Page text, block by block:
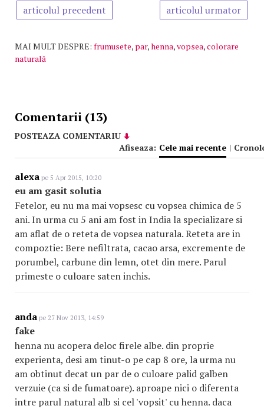
articolul precedent articolul urmator
MAI MULT DESPRE: frumusete, par,henna,vopsea,colorare
naturală
Comentarii (13)
POSTEAZA COMENTARIU
Afiseaza: Cele mai recente |
alexa pe 5 Apr 2015, 10:20
eu am gasit solutia
Fetelor, eu nu ma mai vopsesc cu vopsea chimica de 5
ani. In urma cu 5 ani am fost in India la specializare si
am aflat de o reteta de vopsea naturala. Reteta are in
compoztie: Bere nefiltrata, cacao arsa, excremente de
porumbel, carbune din lemn, otet din mere. Parul
primeste o culoare saten inchis.
anda pe 27 Nov 2013, 14:59
fake
henna nu acopera deloc firele albe. din proprie
experienta, desi am tinut-o pe cap 8 ore, la urma nu
am obtinut decat un par de o culoare palid galben
verzuie (ca si de fumatoare). aproape nici o diferenta
intre parul natural alb si cel 'vopsit' cu henna. daca